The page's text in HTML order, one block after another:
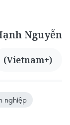
Nguyễn
(Vietnam+)
nghiệp